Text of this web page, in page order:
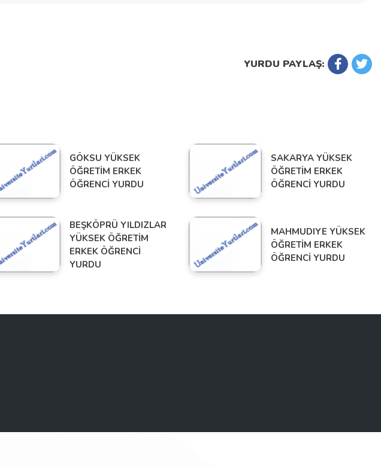
YURDU PAYLAŞ:
GÖKSU YÜKSEK
ÖĞRETİM ERKEK
ÖĞRENCİ YURDU
SAKARYA YÜKSEK
ÖĞRETİM ERKEK
ÖĞRENCİ YURDU
BEŞKÖPRÜ YILDIZLAR
YÜKSEK ÖĞRETİM
ERKEK ÖĞRENCİ
YURDU
MAHMUDIYE YÜKSEK
ÖĞRETİM ERKEK
ÖĞRENCİ YURDU